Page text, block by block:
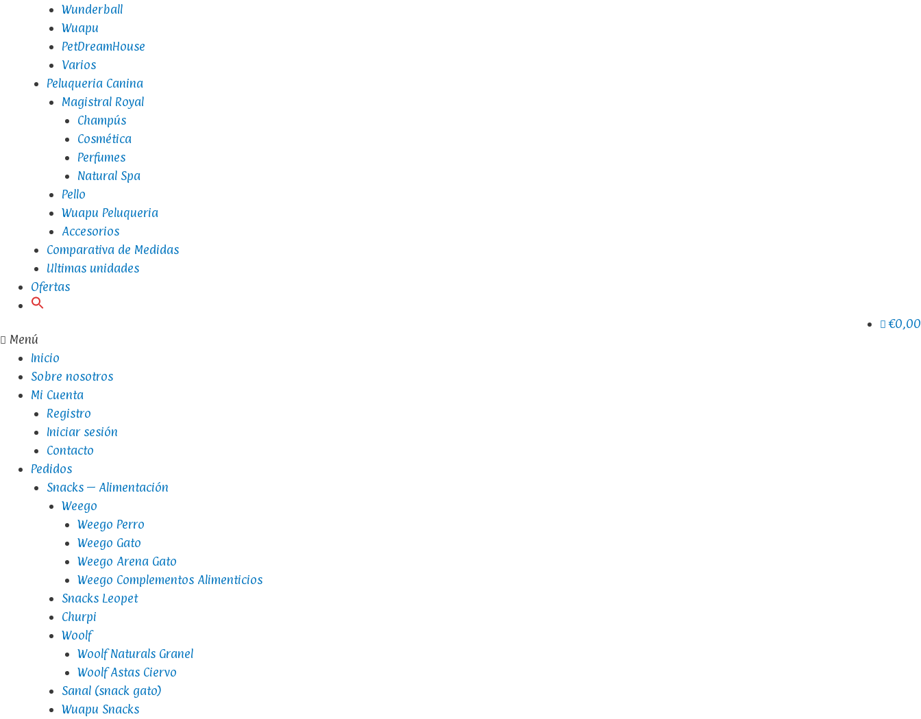
Wunderball
Wuapu
PetDreamHouse
Varios
Peluqueria Canina
Magistral Royal
Champús
Cosmética
Perfumes
Natural Spa
Pello
Wuapu Peluqueria
Accesorios
Comparativa de Medidas
Ultimas unidades
Ofertas
€0,00
Menú
Inicio
Sobre nosotros
Mi Cuenta
Registro
Iniciar sesión
Contacto
Pedidos
Snacks – Alimentación
Weego
Weego Perro
Weego Gato
Weego Arena Gato
Weego Complementos Alimenticios
Snacks Leopet
Churpi
Woolf
Woolf Naturals Granel
Woolf Astas Ciervo
Sanal (snack gato)
Wuapu Snacks